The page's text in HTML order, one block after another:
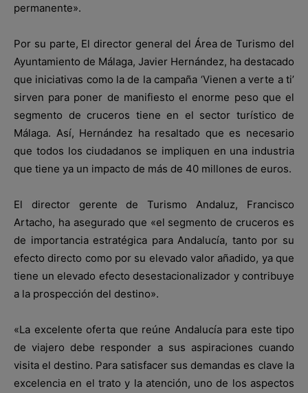
permanente».
Por su parte, El director general del Área de Turismo del
Ayuntamiento de Málaga, Javier Hernández, ha destacado
que iniciativas como la de la campaña ‘Vienen a verte a ti’
sirven para poner de manifiesto el enorme peso que el
segmento de cruceros tiene en el sector turístico de
Málaga. Así, Hernández ha resaltado que es necesario
que todos los ciudadanos se impliquen en una industria
que tiene ya un impacto de más de 40 millones de euros.
El director gerente de Turismo Andaluz, Francisco
Artacho, ha asegurado que «el segmento de cruceros es
de importancia estratégica para Andalucía, tanto por su
efecto directo como por su elevado valor añadido, ya que
tiene un elevado efecto desestacionalizador y contribuye
a la prospección del destino».
«La excelente oferta que reúne Andalucía para este tipo
de viajero debe responder a sus aspiraciones cuando
visita el destino. Para satisfacer sus demandas es clave la
excelencia en el trato y la atención, uno de los aspectos